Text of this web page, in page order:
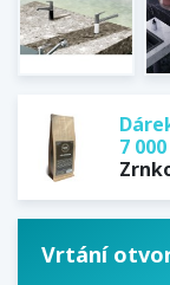
7
Vrtání